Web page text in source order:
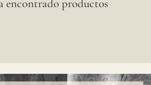
encontrado productos